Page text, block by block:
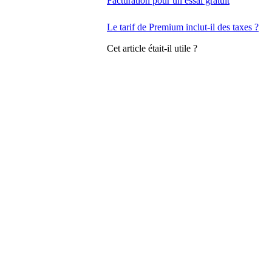
Le tarif de Premium inclut-il des taxes ?
Cet article était-il utile ?